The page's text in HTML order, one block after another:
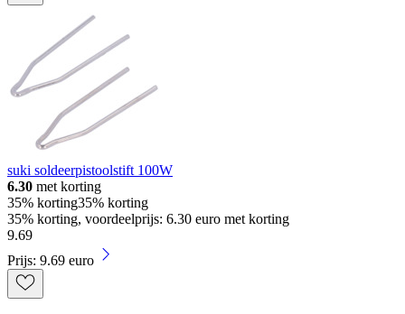
suki soldeerpistoolstift 100W
6.30 met korting
35% korting35% korting
35% korting, voordeelprijs: 6.30 euro met korting
9.69
Prijs: 9.69 euro